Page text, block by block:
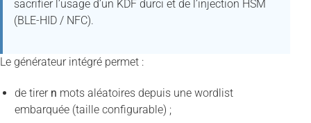
sacrifier l’usage d’un KDF durci et de l’injection HSM
(BLE-HID / NFC).
Le générateur intégré permet :
de tirer n mots aléatoires depuis une wordlist
embarquée (taille configurable) ;